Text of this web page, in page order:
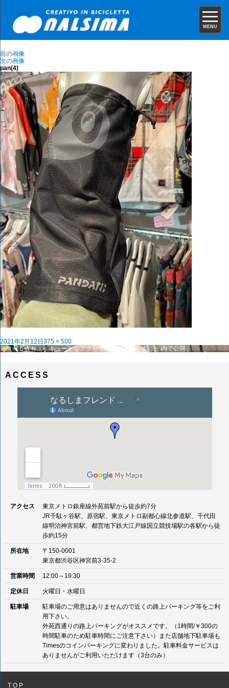
MENU
前の画像
次の画像
pan(4)
投
稿
2021年2月12日 フ
ル
375 × 500
投
ゲ
ＰＡＮＤＡＮＩ：キュートなアクセサリーが入荷しました 内で公開
ACCESS
アクセス
東京メトロ銀座線外苑前駅から徒歩約7分
JR千駄ヶ谷駅、原宿駅、東京メトロ副都心線北参道駅、千代田
線明治神宮前駅、都営地下鉄大江戸線国立競技場駅の各駅から徒
歩約15分
所在地
〒150-0001
東京都渋谷区神宮前3-35-2
営業時間 12:00～19:30
定休日 火曜日・水曜日
駐車場
駐車場のご用意はありませんので近くの路上パーキング等をご利
用下さい。
外苑西通りの路上パーキングがオススメです。（1時間/￥300の
時間駐車のため駐車時間にご注意下さい）また店舗地下駐車場も
Timesのコインパーキングに変わりました。駐車料金サービスは
ありませんがご利用いただけます（3台のみ）
TOP